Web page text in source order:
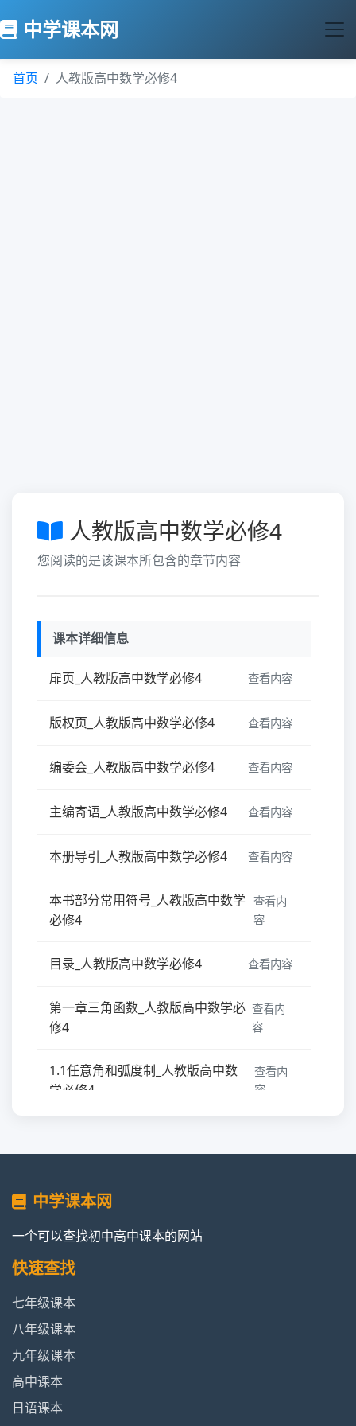
中学课本网
首页 人教版高中数学必修4
人教版高中数学必修4
您阅读的是该课本所包含的章节内容
课本详细信息
扉页_人教版高中数学必修4 查看内容
版权页_人教版高中数学必修4 查看内容
编委会_人教版高中数学必修4 查看内容
主编寄语_人教版高中数学必修4 查看内容
本册导引_人教版高中数学必修4 查看内容
本书部分常用符号_人教版高中数学
必修4
查看内
容
目录_人教版高中数学必修4 查看内容
第一章三角函数_人教版高中数学必
修4
查看内
容
1.1任意角和弧度制_人教版高中数
学必修4
查看内
容
数学必修4
容
阅读与思考三角学与天文学_人教版
1.3三角函数的诱导公式_人教版高中
数学必修4
1.4三角函数的图像与性质_人教版高
中数学必修4
探究与发现函数y=Asin（ωx+φ）及函
数y=Acos（ωx+φ）_人教版高中数学
中学课本网
一个可以查找初中高中课本的网站
快速查找
七年级课本
八年级课本
九年级课本
高中课本
日语课本